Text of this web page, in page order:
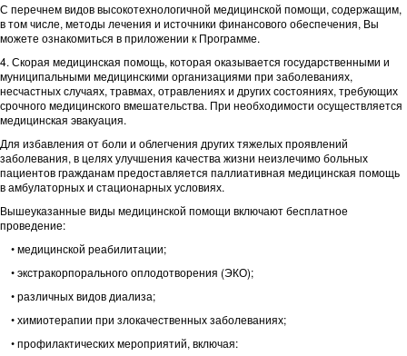
С перечнем видов высокотехнологичной медицинской помощи, содержащим,
в том числе, методы лечения и источники финансового обеспечения, Вы
можете ознакомиться в приложении к Программе.
4. Скорая медицинская помощь, которая оказывается государственными и
муниципальными медицинскими организациями при заболеваниях,
несчастных случаях, травмах, отравлениях и других состояниях, требующих
срочного медицинского вмешательства. При необходимости осуществляется
медицинская эвакуация.
Для избавления от боли и облегчения других тяжелых проявлений
заболевания, в целях улучшения качества жизни неизлечимо больных
пациентов гражданам предоставляется паллиативная медицинская помощь
в амбулаторных и стационарных условиях.
Вышеуказанные виды медицинской помощи включают бесплатное
проведение:
• медицинской реабилитации;
• экстракорпорального оплодотворения (ЭКО);
• различных видов диализа;
• химиотерапии при злокачественных заболеваниях;
• профилактических мероприятий, включая: